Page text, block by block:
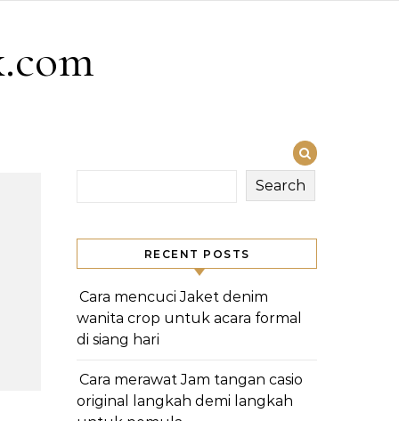
Search
RECENT POSTS
Cara mencuci Jaket denim
wanita crop untuk acara formal
di siang hari
Cara merawat Jam tangan casio
original langkah demi langkah